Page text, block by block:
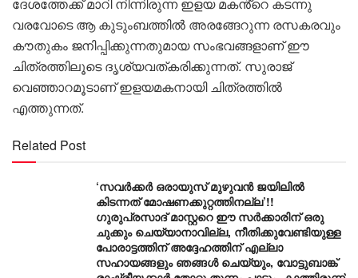
വരവോടെ ആ കുടുംബത്തിൽ അരങ്ങേറുന്ന രസകരവും
കൗതുകം ജനിപ്പിക്കുന്നതുമായ സംഭവങ്ങളാണ് ഈ
ചിത്രത്തിലൂടെ ദൃശ്യവത്കരിക്കുന്നത്. സുരാജ്
വെഞ്ഞാറമൂടാണ് ഇളയമകനായി ചിത്രത്തിൽ
എത്തുന്നത്.
Related Post
‘സവർക്കർ ഒരായുസ് മുഴുവൻ ജയിലിൽ
കിടന്നത് മോഷണക്കുറ്റത്തിനല്ല’!!
ഗുരുപ്രസാദ് മാസ്റ്ററെ ഈ സർക്കാരിന് ഒരു
ചുക്കും ചെയ്യാനാവില്ല, നീതിക്കുവേണ്ടിയുള്ള
പോരാട്ടത്തിന് അദ്ദേഹത്തിന് എല്ലാ
സഹായങ്ങളും ഞങ്ങൾ ചെയ്യും, വോട്ടുബാങ്ക്